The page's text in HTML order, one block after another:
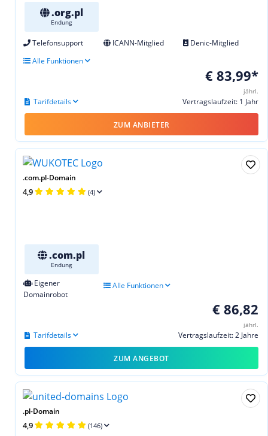
.org.pl
Endung
Telefonsupport ICANN-Mitglied
Denic-Mitglied
Alle Funktionen
€ 83,99*
jährl.
Vertragslaufzeit: 1 Jahr
Tarifdetails
ZUM ANBIETER
.com.pl-Domain
4,9 (4)
.com.pl
Endung
Eigener
Domainrobot
Alle Funktionen
€ 86,82
jährl.
Vertragslaufzeit: 2 Jahre
Tarifdetails
ZUM ANGEBOT
.pl-Domain
4,9 (146)